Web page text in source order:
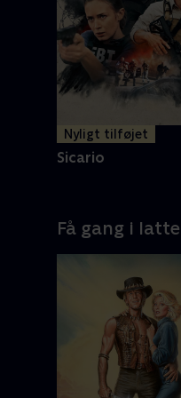
Nyligt tilføjet
Sicario
Få gang i